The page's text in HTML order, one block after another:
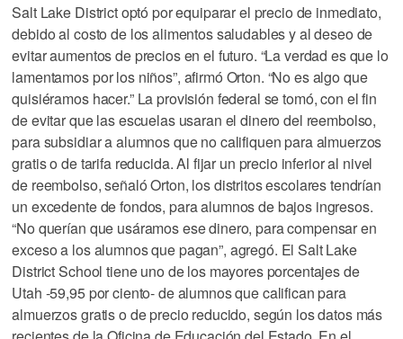
Salt Lake District optó por equiparar el precio de inmediato,
debido al costo de los alimentos saludables y al deseo de
evitar aumentos de precios en el futuro. “La verdad es que lo
lamentamos por los niños”, afirmó Orton. “No es algo que
quisiéramos hacer.” La provisión federal se tomó, con el fin
de evitar que las escuelas usaran el dinero del reembolso,
para subsidiar a alumnos que no califiquen para almuerzos
gratis o de tarifa reducida. Al fijar un precio inferior al nivel
de reembolso, señaló Orton, los distritos escolares tendrían
un excedente de fondos, para alumnos de bajos ingresos.
“No querían que usáramos ese dinero, para compensar en
exceso a los alumnos que pagan”, agregó. El Salt Lake
District School tiene uno de los mayores porcentajes de
Utah -59,95 por ciento- de alumnos que califican para
almuerzos gratis o de precio reducido, según los datos más